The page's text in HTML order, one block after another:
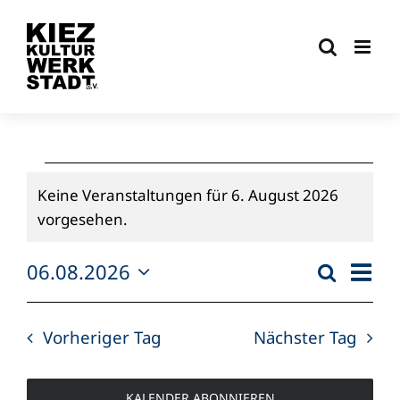
Inhalt
springen
Veranstaltungen
für
6.
August
2026
Hinweis
Keine Veranstaltungen für 6. August 2026
vorgesehen.
und
Suche
Tag
06.08.2026
Datum
wählen.
Vorheriger Tag Nächster Tag